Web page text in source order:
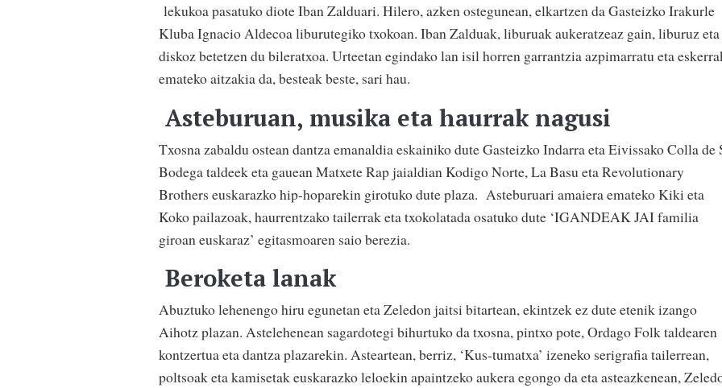
lekukoa pasatuko diote Iban Zalduari. Hilero, azken ostegunean, elkartzen da Gasteizko Irakurle
Kluba Ignacio Aldecoa liburutegiko txokoan. Iban Zalduak, liburuak aukeratzeaz gain, liburuz eta
diskoz betetzen du bileratxoa. Urteetan egindako lan isil horren garrantzia azpimarratu eta
emateko aitzakia da, besteak beste, sari hau.
Asteburuan, musika eta haurrak nagusi
Txosna zabaldu ostean dantza emanaldia eskainiko dute Gasteizko Indarra eta Eivissako Colla de
Bodega taldeek eta gauean Matxete Rap jaialdian Kodigo Norte, La Basu eta Revolutionary
Brothers euskarazko hip-hoparekin girotuko dute plaza. Asteburuari amaiera emateko Kiki eta
Koko pailazoak, haurrentzako tailerrak eta txokolatada osatuko dute ‘IGANDEAK JAI familia
giroan euskaraz’ egitasmoaren saio berezia.
Beroketa lanak
Abuztuko lehenengo hiru egunetan eta Zeledon jaitsi bitartean, ekintzek ez dute etenik izango
Aihotz plazan. Astelehenean sagardotegi bihurtuko da txosna, pintxo pote, Ordago Folk taldearen
kontzertua eta dantza plazarekin. Asteartean, berriz, ‘Kus-tumatxa’ izeneko serigrafia tailerrean,
poltsoak eta kamisetak euskarazko leloekin apaintzeko aukera egongo da eta asteazkenean,